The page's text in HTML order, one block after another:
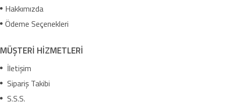
Hakkımızda
Ödeme Seçenekleri
MÜŞTERİ HİZMETLERİ
İletişim
Sipariş Takibi
S.S.S.